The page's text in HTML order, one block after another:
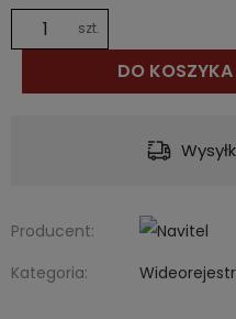
szt.
DO KOSZYKA
Dostawa: od 12,00
Producent:
Kategoria: